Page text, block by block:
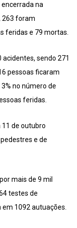
na
263 foram
feridas e 79 mortas.
sendo 271
pessoas ficaram
no número de
feridas.
11 de outubro
e de
mais de 9 mil
testes de
1092 autuações.